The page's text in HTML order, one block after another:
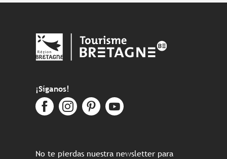
¡Síganos!
No te pierdas nuestra newsletter para